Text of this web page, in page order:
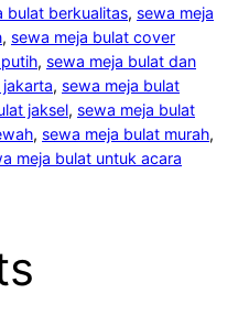
bulat berkualitas, sewa meja
, sewa meja bulat cover
, sewa meja bulat dan
, sewa meja bulat
jaksel, sewa meja bulat
, sewa meja bulat murah
meja bulat untuk acara